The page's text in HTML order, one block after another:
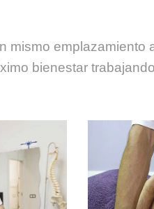
mismo emplazamiento
bienestar